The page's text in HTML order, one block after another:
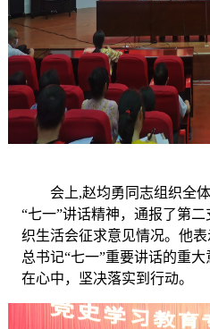
会上,赵均勇同志组织全
“七一”讲话精神，通报了第
织生活会征求意见情况。他
总书记“七一”重要讲话的重
在心中，坚决落实到行动。